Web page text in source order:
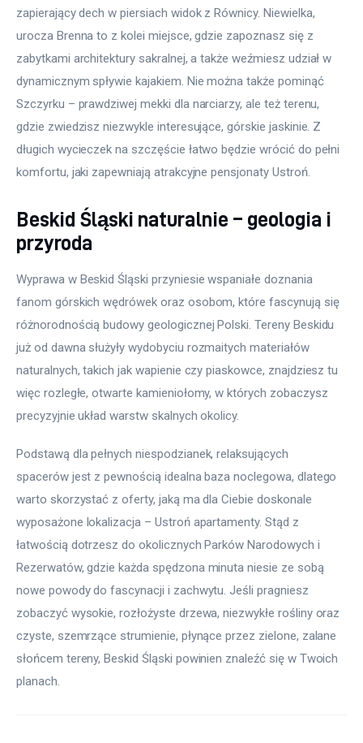
zapierający dech w piersiach widok z Równicy. Niewielka,
urocza Brenna to z kolei miejsce, gdzie zapoznasz się z
zabytkami architektury sakralnej, a także weźmiesz udział w
dynamicznym spływie kajakiem. Nie można także pominąć
Szczyrku – prawdziwej mekki dla narciarzy, ale też terenu,
gdzie zwiedzisz niezwykle interesujące, górskie jaskinie. Z
długich wycieczek na szczęście łatwo będzie wrócić do pełni
komfortu, jaki zapewniają atrakcyjne pensjonaty Ustroń.
Beskid Śląski naturalnie – geologia i
przyroda
Wyprawa w Beskid Śląski przyniesie wspaniałe doznania
fanom górskich wędrówek oraz osobom, które fascynują się
różnorodnością budowy geologicznej Polski. Tereny Beskidu
już od dawna służyły wydobyciu rozmaitych materiałów
naturalnych, takich jak wapienie czy piaskowce, znajdziesz tu
więc rozległe, otwarte kamieniołomy, w których zobaczysz
precyzyjnie układ warstw skalnych okolicy.
Podstawą dla pełnych niespodzianek, relaksujących
spacerów jest z pewnością idealna baza noclegowa, dlatego
warto skorzystać z oferty, jaką ma dla Ciebie doskonale
wyposażone lokalizacja – Ustroń apartamenty. Stąd z
łatwością dotrzesz do okolicznych Parków Narodowych i
Rezerwatów, gdzie każda spędzona minuta niesie ze sobą
nowe powody do fascynacji i zachwytu. Jeśli pragniesz
zobaczyć wysokie, rozłożyste drzewa, niezwykłe rośliny oraz
czyste, szemrzące strumienie, płynące przez zielone, zalane
słońcem tereny, Beskid Śląski powinien znaleźć się w Twoich
planach.